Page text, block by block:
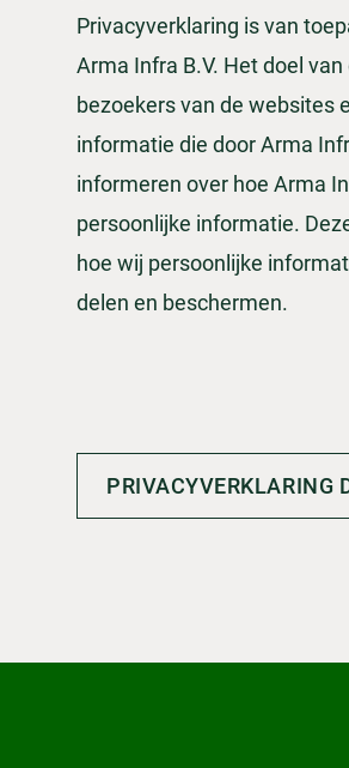
Privacyverklaring is van
Arma Infra B.V. Het doel
bezoekers van de websites
informatie die door Arma
informeren over hoe Arma
persoonlijke informatie.
hoe wij persoonlijke
delen en beschermen.
PRIVACYVERKLARING